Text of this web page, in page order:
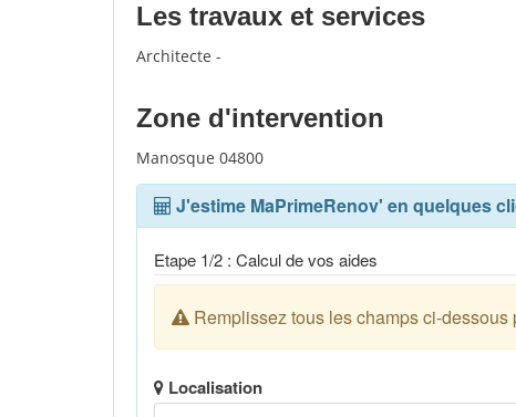
Les travaux et services
Architecte -
Zone d'intervention
Manosque 04800